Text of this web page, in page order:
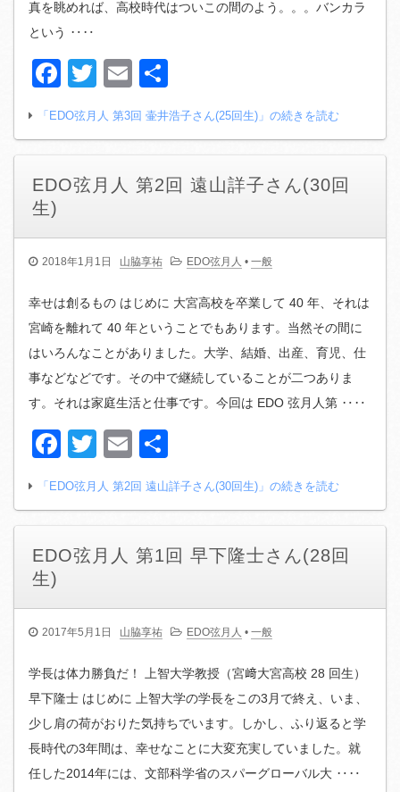
真を眺めれば、高校時代はついこの間のよう。。。バンカラ
という ‥‥
Facebook
TwitterEmail
有
「EDO弦月人 第3回 壷井浩子さん(25回生)」の続きを読む
EDO弦月人 第2回 遠山詳子さん(30回
生)
2018年1月1日 山脇享祐 EDO弦月人 • 一般
幸せは創るもの はじめに 大宮高校を卒業して 40 年、それは
宮崎を離れて 40 年ということでもあります。当然その間に
はいろんなことがありました。大学、結婚、出産、育児、仕
事などなどです。その中で継続していることが二つありま
す。それは家庭生活と仕事です。今回は EDO 弦月人第 ‥‥
Facebook
TwitterEmail
有
「EDO弦月人 第2回 遠山詳子さん(30回生)」の続きを読む
EDO弦月人 第1回 早下隆士さん(28回
生)
2017年5月1日 山脇享祐 EDO弦月人 • 一般
学長は体力勝負だ！ 上智大学教授（宮﨑大宮高校 28 回生）
早下隆士 はじめに 上智大学の学長をこの3月で終え、いま、
少し肩の荷がおりた気持ちでいます。しかし、ふり返ると学
長時代の3年間は、幸せなことに大変充実していました。就
任した2014年には、文部科学省のスパーグローバル大 ‥‥